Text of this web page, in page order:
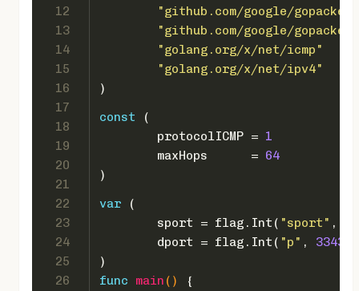
12
13
14
15
16
17
18
19
20
21
22
23
24
25
26
"github.com/google/gopacket"
"github.com/google/
"golang.org/x/net/icmp"
"golang.org/x/net/ipv4"
)
const (
	protocolICMP =
1
	maxHops      =
64
)
var (
	sport = flag.Int(
"sport" ,
	dport = flag.Int(
"p" , 33434
)
func
main ()
{